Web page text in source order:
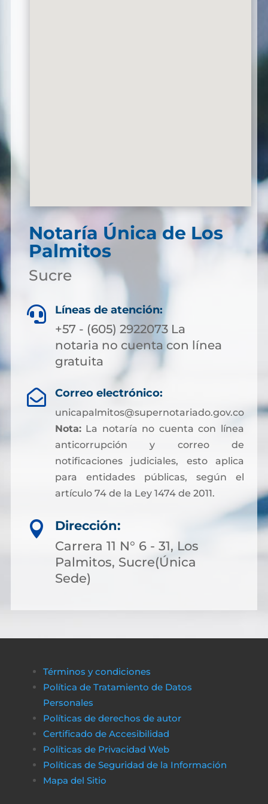
Notaría Única de Los
Palmitos
Sucre
 Líneas de atención:
+57 - (605) 2922073 La
notaria no cuenta con línea
gratuita
 Correo electrónico:
unicapalmitos@supernotariado.gov.co
Nota:La notaría no cuenta con línea
anticorrupción y correo de
notificaciones judiciales, esto aplica
para entidades públicas, según el
artículo 74 de la Ley 1474 de 2011.

Dirección:
Carrera 11 N° 6 - 31, Los
Palmitos, Sucre(Única
Sede)
Términos y condiciones
Política de Tratamiento de Datos
Personales
Políticas de derechos de autor
Certificado de Accesibilidad
Políticas de Privacidad Web
Políticas de Seguridad de la Información
Mapa del Sitio